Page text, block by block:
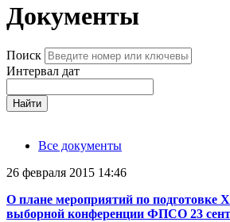
Документы
Поиск
Интервал дат
Найти
Все документы
26 февраля 2015 14:46
О плане мероприятий по подготовке
выборной конференции ФПСО 23